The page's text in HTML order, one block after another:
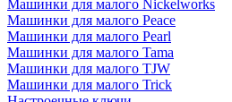
Машинки для малого Nickelworks
Машинки для малого Peace
Машинки для малого Pearl
Машинки для малого Tama
Машинки для малого TJW
Машинки для малого Trick